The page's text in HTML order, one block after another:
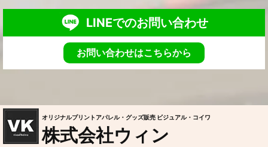
LINEでのお問い合わせ
お問い合わせはこちらから
オリジナルプリントアパレル・グッズ販売 ビジュアル・コイワ
株式会社ウィン